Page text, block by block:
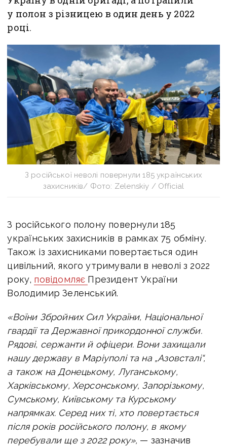
у полон з різницею в один день у 2022
році.
З російської неволі повернули 185 українських
захисників/ Фото: Zelenskiy / Official
З російського полону повернули 185
українських захисників в рамках 75 обміну.
Також із захисниками повертається один
цивільний, якого утримували в неволі з 2022
року, повідомляє Президент України
Володимир Зеленський.
«Воїни Збройних Сил України, Національної
гвардії та Державної прикордонної служби.
Рядові, сержанти й офіцери. Вони захищали
нашу державу в Маріуполі та на „Азовсталі“,
а також на Донецькому, Луганському,
Харківському, Херсонському, Запорізькому,
Сумському, Київському та Курському
напрямках. Серед них ті, хто повертається
після років російського полону, в якому
перебували ще з 2022 року», — зазначив